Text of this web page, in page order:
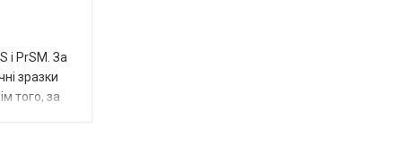
і PrSM. За
зразки
того, за